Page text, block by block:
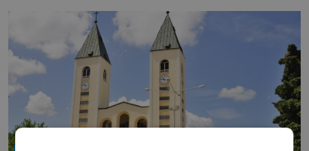
pravdivá? Na pobřeží Jižního ostrova Novéh